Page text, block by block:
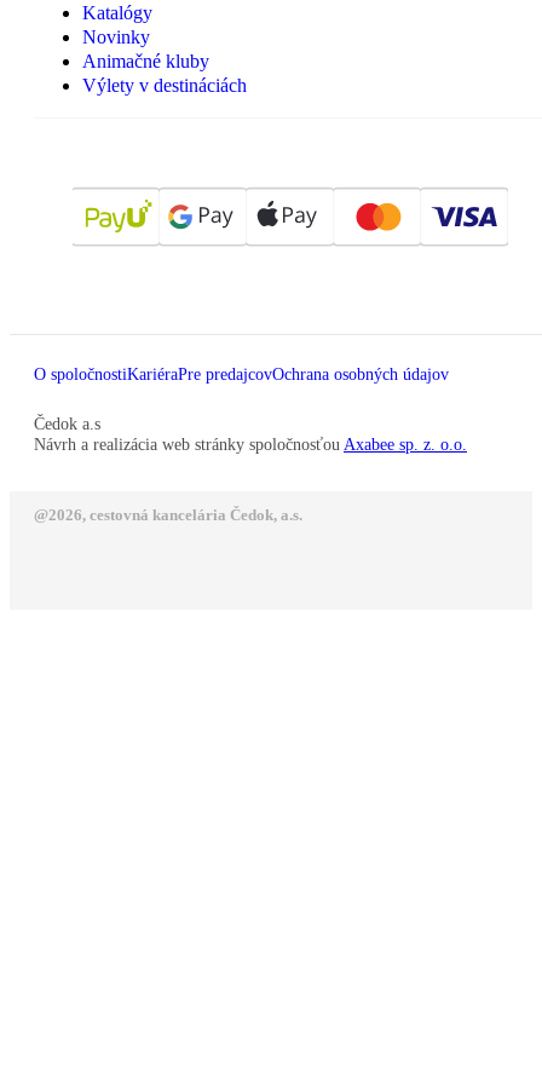
Katalógy
Novinky
Animačné kluby
Výlety v destináciách
O spoločnostiKariéraPre predajcovOchrana osobných údajov
Čedok a.s
Návrh a realizácia web stránky spoločnosťou Axabee sp. z. o.o.
@2026, cestovná kancelária Čedok, a.s.